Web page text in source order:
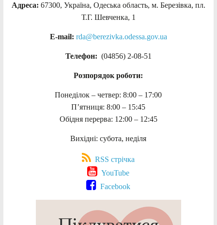
Адреса: 67300, Україна, Одеська область, м. Березівка, пл.
Т.Г. Шевченка, 1
E-mail: rda@berezivka.odessa.gov.ua
Телефон: (04856) 2-08-51
Розпорядок роботи:
Понеділок – четвер: 8:00 – 17:00
П’ятниця: 8:00 – 15:45
Обідня перерва: 12:00 – 12:45
Вихідні: субота, неділя
RSS стрічка
YouTube
Facebook